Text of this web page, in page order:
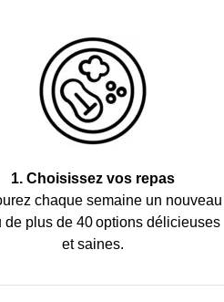
1. Choisissez vos repas
chaque semaine un nouveau
de plus de 40 options délicieuses
et saines.